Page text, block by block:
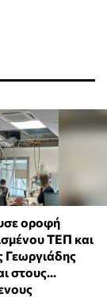
οροφή
ΤΕΠ και
Γεωργιάδης
στους...